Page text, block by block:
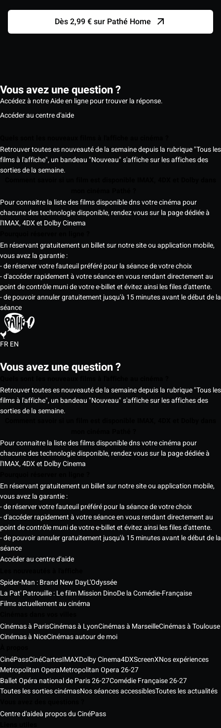
Dès 2,99 € sur Pathé Home
Vous avez une question ?
Accédez à notre Aide en ligne pour trouver la réponse.
Accéder au centre d'aide
Retrouver toutes es nouveauté de la semaine depuis la rubrique "Tous les
films à l'affiche", un bandeau "Nouveau" s'affiche sur les affiches des
sorties de la semaine.
Pour connaitre la liste des films disponible dns votre cinéma pour
chacune des technologie disponible, rendez vous sur la page dédiée à
l'IMAX, 4DX et Dolby Cinema
En réservant gratuitement un billet sur notre site ou application mobile,
vous avez la garantie :
- de réserver votre fauteuil préféré pour la séance de votre choix
- d'accéder rapidement à votre séance en vous rendant directement au
point de contrôle muni de votre e-billet et évitez ainsi les files d'attente.
- de pouvoir annuler gratuitement jusqu'à 15 minutes avant le début de la
séance
FREN
Vous avez une question ?
Retrouver toutes es nouveauté de la semaine depuis la rubrique "Tous les
films à l'affiche", un bandeau "Nouveau" s'affiche sur les affiches des
sorties de la semaine.
Pour connaitre la liste des films disponible dns votre cinéma pour
chacune des technologie disponible, rendez vous sur la page dédiée à
l'IMAX, 4DX et Dolby Cinema
En réservant gratuitement un billet sur notre site ou application mobile,
vous avez la garantie :
- de réserver votre fauteuil préféré pour la séance de votre choix
- d'accéder rapidement à votre séance en vous rendant directement au
point de contrôle muni de votre e-billet et évitez ainsi les files d'attente.
- de pouvoir annuler gratuitement jusqu'à 15 minutes avant le début de la
séance
Accéder au centre d'aide
Spider-Man : Brand New DayL'Odyssée
La Pat' Patrouille : Le film Mission DinoDe la Comédie-Française
Films actuellement au cinéma
Cinémas à ParisCinémas à LyonCinémas à MarseilleCinémas à Toulouse
Cinémas à NiceCinémas autour de moi
CinéPassCinéCartesIMAXDolby Cinema4DXScreenXNos expériences
Metropolitan OperaMetropolitan Opera 26-27
Ballet Opéra national de Paris 26-27Comédie Française 26-27
Toutes les sorties cinémasNos séances accessiblesToutes les actualités
Centre d'aideà propos du CinéPass